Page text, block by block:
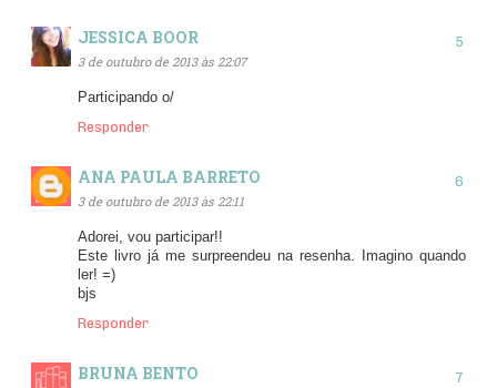
JESSICA BOOR
3 de outubro de 2013 às 22:07
Participando o/
Responder
ANA PAULA BARRETO
3 de outubro de 2013 às 22:11
Adorei, vou participar!!
Este livro já me surpreendeu na resenha. Imagino quando
ler! =)
bjs
Responder
BRUNA BENTO